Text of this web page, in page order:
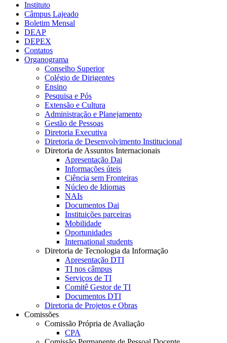
Instituto
Câmpus Lajeado
Boletim Mensal
DEAP
DEPEX
Contatos
Organograma
Conselho Superior
Colégio de Dirigentes
Ensino
Pesquisa e Pós
Extensão e Cultura
Administração e Planejamento
Gestão de Pessoas
Diretoria Executiva
Diretoria de Desenvolvimento Institucional
Diretoria de Assuntos Internacionais
Apresentação Dai
Informações úteis
Ciência sem Fronteiras
Núcleo de Idiomas
NAIs
Documentos Dai
Instituições parceiras
Mobilidade
Oportunidades
International students
Diretoria de Tecnologia da Informação
Apresentação DTI
TI nos câmpus
Serviços de TI
Comitê Gestor de TI
Documentos DTI
Diretoria de Projetos e Obras
Comissões
Comissão Própria de Avaliação
CPA